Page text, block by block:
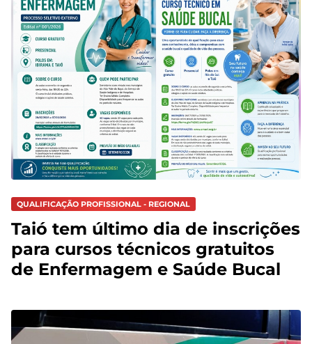
QUALIFICAÇÃO PROFISSIONAL - REGIONAL
Taió tem último dia de inscrições
para cursos técnicos gratuitos
de Enfermagem e Saúde Bucal